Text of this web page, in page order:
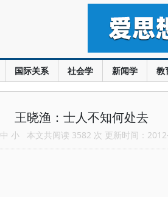
国际关系 社会学 新闻学 教
王晓渔：士人不知何处去
中 小 本文共阅读 3582 次 更新时间：